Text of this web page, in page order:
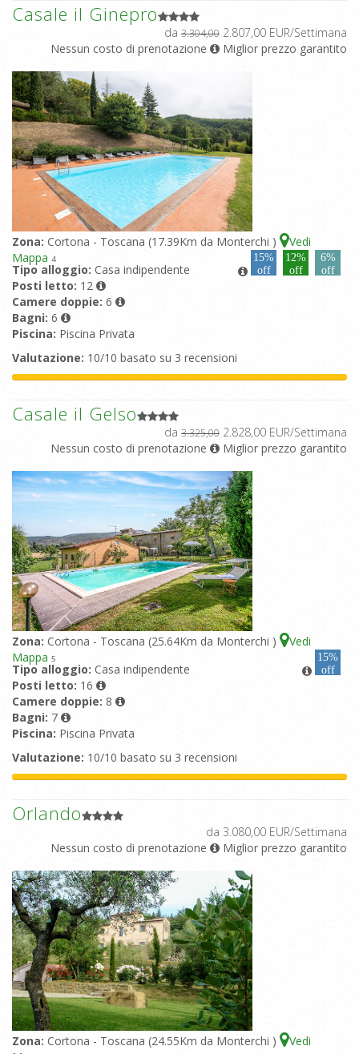
Casale il Ginepro
da 3.304,00 2.807,00 EUR/Settimana
Nessun costo di prenotazione
Miglior prezzo garantito
Zona: Cortona - Toscana (17.39Km da Monterchi )
Vedi
Mappa 4
15%
off
12%
off
6%
off
Tipo alloggio: Casa indipendente
Posti letto: 12
Camere doppie: 6
Bagni: 6
Piscina: Piscina Privata
Valutazione: 10/10 basato su 3 recensioni
Casale il Gelso
da 3.325,00 2.828,00 EUR/Settimana
Nessun costo di prenotazione
Miglior prezzo garantito
Zona: Cortona - Toscana (25.64Km da Monterchi )
Vedi
Mappa 5
15%
off
Tipo alloggio: Casa indipendente
Posti letto: 16
Camere doppie: 8
Bagni: 7
Piscina: Piscina Privata
Valutazione: 10/10 basato su 3 recensioni
Orlando
da 3.080,00 EUR/Settimana
Nessun costo di prenotazione
Miglior prezzo garantito
Zona: Cortona - Toscana (24.55Km da Monterchi )
Vedi